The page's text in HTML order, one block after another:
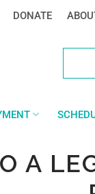
DONATE
A